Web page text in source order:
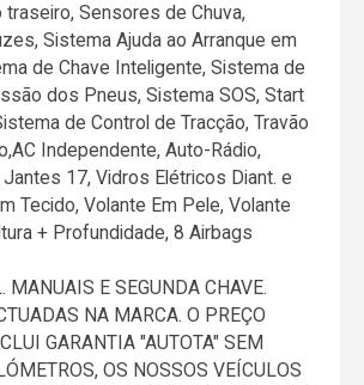
Sensores de Chuva,
Sistema Ajuda ao Arranque em
de Chave Inteligente, Sistema de
dos Pneus, Sistema SOS, Start
de Control de Tracção, Travão
Independente, Auto-Rádio,
17, Vidros Elétricos Diant. e
Tecido, Volante Em Pele, Volante
+ Profundidade, 8 Airbags
MANUAIS E SEGUNDA CHAVE.
NA MARCA. O PREÇO
GARANTIA "AUTOTA" SEM
OS NOSSOS VEÍCULOS